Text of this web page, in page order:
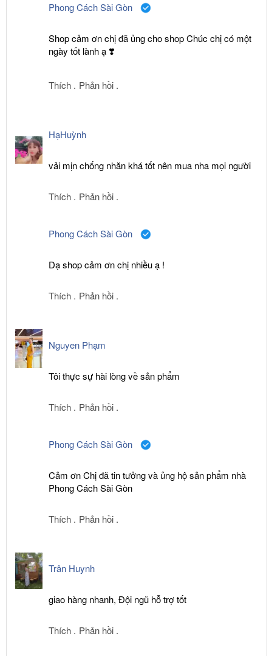
Phong Cách Sài Gòn
Shop cảm ơn chị đã ủng cho shop Chúc chị có một
ngày tốt lành ạ ❣️
Thích . Phản hồi .
HạHuỳnh
vải mịn chống nhăn khá tốt nên mua nha mọi người
Thích . Phản hồi .
Phong Cách Sài Gòn
Dạ shop cảm ơn chị nhiều ạ !
Thích . Phản hồi .
Nguyen Phạm
Tôi thực sự hài lòng về sản phẩm
Thích . Phản hồi .
Phong Cách Sài Gòn
Cảm ơn Chị đã tin tưởng và ủng hộ sản phẩm nhà
Phong Cách Sài Gòn
Thích . Phản hồi .
Trân Huynh
giao hàng nhanh, Đội ngũ hỗ trợ tốt
Thích . Phản hồi .